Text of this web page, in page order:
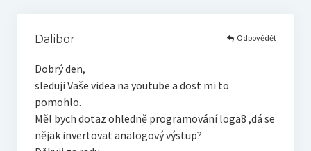
Dalibor
Dobrý den,
sleduji Vaše videa na youtube a dost mi to
pomohlo.
Měl bych dotaz ohledně programování loga8 ,dá se
nějak invertovat analogový výstup?
Odpovědět